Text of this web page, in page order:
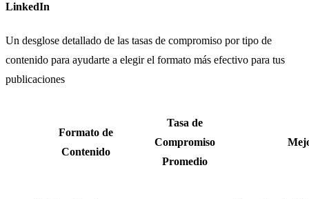
LinkedIn
Un desglose detallado de las tasas de compromiso por tipo de
contenido para ayudarte a elegir el formato más efectivo para tus
publicaciones
Formato de
Contenido
Tasa de
Compromiso
Promedio